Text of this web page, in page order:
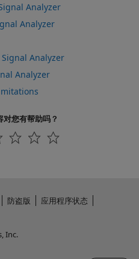
Analyzer
Analyzer
Analyzer
Analyzer
对您有帮助吗？
防盗版
应用程序状态
Inc.